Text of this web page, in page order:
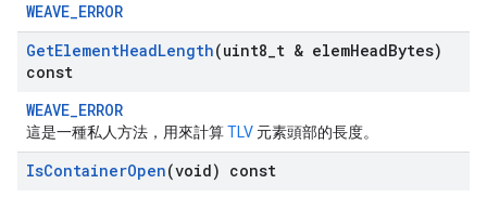
WEAVE_ERROR
GetElementHeadLength(uint8 t & elemHeadBytes)
const
WEAVE_ERROR
這是一種私人方法，用來計算TLV 元素頭部的長度。
IsContainerOpen(void) const